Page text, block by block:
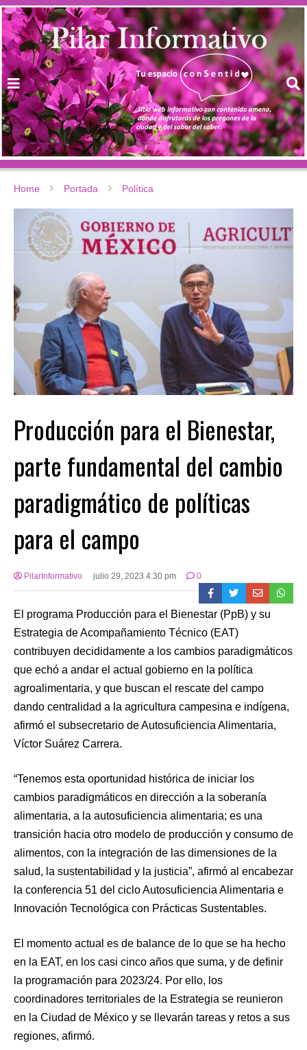
Home Portada Política
Producción para el Bienestar,
parte fundamental del cambio
paradigmático de políticas
para el campo
PilarInformativo julio 29, 2023 4:30 pm 0
El programa Producción para el Bienestar (PpB) y su
Estrategia de Acompañamiento Técnico (EAT)
contribuyen decididamente a los cambios paradigmáticos
que echó a andar el actual gobierno en la política
agroalimentaria, y que buscan el rescate del campo
dando centralidad a la agricultura campesina e indígena,
afirmó el subsecretario de Autosuficiencia Alimentaria,
Víctor Suárez Carrera.
“Tenemos esta oportunidad histórica de iniciar los
cambios paradigmáticos en dirección a la soberanía
alimentaria, a la autosuficiencia alimentaria; es una
transición hacia otro modelo de producción y consumo de
alimentos, con la integración de las dimensiones de la
salud, la sustentabilidad y la justicia”, afirmó al encabezar
la conferencia 51 del ciclo Autosuficiencia Alimentaria e
Innovación Tecnológica con Prácticas Sustentables.
El momento actual es de balance de lo que se ha hecho
en la EAT, en los casi cinco años que suma, y de definir
la programación para 2023/24. Por ello, los
coordinadores territoriales de la Estrategia se reunieron
en la Ciudad de México y se llevarán tareas y retos a sus
regiones, afirmó.